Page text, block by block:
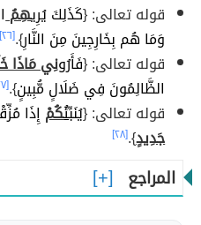
قوله تعالى: {كَذَلِكَ يُرِيهِمُ
وَمَا هُم بِخَارِجِينَ مِنَ النَّارِ}.[٢٦]
قوله تعالى: {فَأَرُونِي مَاذَا
الظَّالِمُونَ فِي ضَلَالٍ مُّبِينٍ}.[٢٧]
قوله تعالى: {يُنَبِّئُكُمْ إِذَا
جَدِيدٍ}.[٢٨]
المراجع